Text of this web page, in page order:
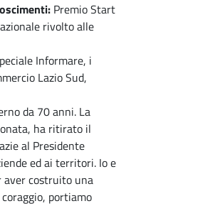
Premio Start
rivolto alle
Informare, i
Lazio Sud,
da 70 anni. La
ha ritirato il
al Presidente
ed ai territori. Io e
aver costruito una
portiamo